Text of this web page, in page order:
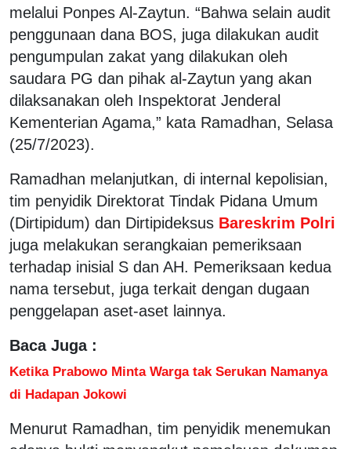
melalui Ponpes Al-Zaytun. “Bahwa selain audit
penggunaan dana BOS, juga dilakukan audit
pengumpulan zakat yang dilakukan oleh
saudara PG dan pihak al-Zaytun yang akan
dilaksanakan oleh Inspektorat Jenderal
Kementerian Agama,” kata Ramadhan, Selasa
(25/7/2023).
Ramadhan melanjutkan, di internal kepolisian,
tim penyidik Direktorat Tindak Pidana Umum
(Dirtipidum) dan Dirtipideksus Bareskrim Polri
juga melakukan serangkaian pemeriksaan
terhadap inisial S dan AH. Pemeriksaan kedua
nama tersebut, juga terkait dengan dugaan
penggelapan aset-aset lainnya.
Baca Juga :
Ketika Prabowo Minta Warga tak Serukan Namanya
di Hadapan Jokowi
Menurut Ramadhan, tim penyidik menemukan